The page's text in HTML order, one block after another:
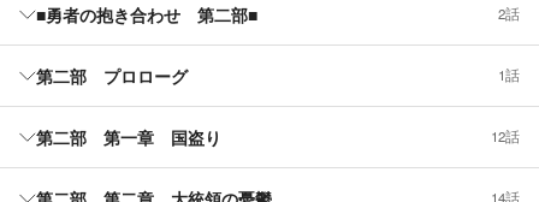
■勇者の抱き合わせ 第二部■ 2話
第二部 プロローグ 1話
第二部 第一章 国盗り 12話
14話